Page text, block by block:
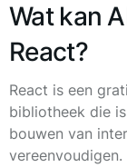
Wat kan
React?
React is een
bibliotheek die
bouwen van